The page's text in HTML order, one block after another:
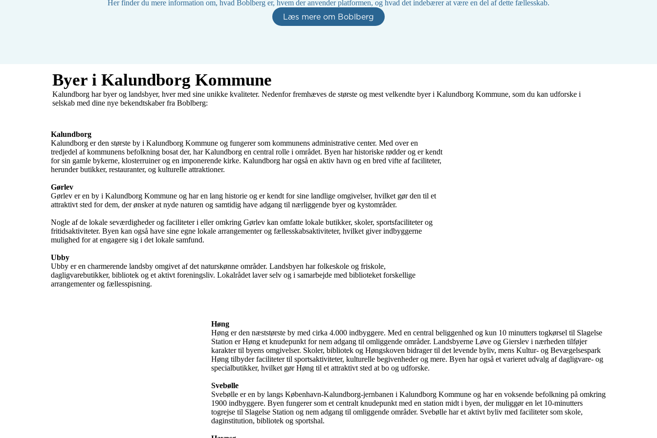
Her finder du mere information om, hvad Boblberg er, hvem der anvender platformen, og hvad det indebærer at være en del af dette fællesskab.
Læs mere om Boblberg
Byer i Kalundborg Kommune
Kalundborg har byer og landsbyer, hver med sine unikke kvaliteter. Nedenfor fremhæves de største og mest velkendte byer i Kalundborg Kommune, som du kan udforske i
selskab med dine nye bekendtskaber fra Boblberg:
Kalundborg
Kalundborg er den største by i Kalundborg Kommune og fungerer som kommunens administrative center. Med over en
tredjedel af kommunens befolkning bosat der, har Kalundborg en central rolle i området. Byen har historiske rødder og er kendt
for sin gamle bykerne, klosterruiner og en imponerende kirke. Kalundborg har også en aktiv havn og en bred vifte af faciliteter,
herunder butikker, restauranter, og kulturelle attraktioner.
Gørlev
Gørlev er en by i Kalundborg Kommune og har en lang historie og er kendt for sine landlige omgivelser, hvilket gør den til et
attraktivt sted for dem, der ønsker at nyde naturen og samtidig have adgang til nærliggende byer og kystområder.
Nogle af de lokale seværdigheder og faciliteter i eller omkring Gørlev kan omfatte lokale butikker, skoler, sportsfaciliteter og
fritidsaktiviteter. Byen kan også have sine egne lokale arrangementer og fællesskabsaktiviteter, hvilket giver indbyggerne
mulighed for at engagere sig i det lokale samfund.
Ubby
Ubby er en charmerende landsby omgivet af det naturskønne områder. Landsbyen har folkeskole og friskole,
dagligvarebutikker, bibliotek og et aktivt foreningsliv. Lokalrådet laver selv og i samarbejde med biblioteket forskellige
arrangementer og fællesspisning.
Høng
Høng er den næststørste by med cirka 4.000 indbyggere. Med en central beliggenhed og kun 10 minutters togkørsel til Slagelse
Station er Høng et knudepunkt for nem adgang til omliggende områder. Landsbyerne Løve og Gierslev i nærheden tilføjer
karakter til byens omgivelser. Skoler, bibliotek og Høngskoven bidrager til det levende byliv, mens Kultur- og Bevægelsespark
Høng tilbyder faciliteter til sportsaktiviteter, kulturelle begivenheder og mere. Byen har også et varieret udvalg af dagligvare- og
specialbutikker, hvilket gør Høng til et attraktivt sted at bo og udforske.
Svebølle
Svebølle er en by langs København-Kalundborg-jernbanen i Kalundborg Kommune og har en voksende befolkning på omkring
1900 indbyggere. Byen fungerer som et centralt knudepunkt med en station midt i byen, der muliggør en let 10-minutters
togrejse til Slagelse Station og nem adgang til omliggende områder. Svebølle har et aktivt byliv med faciliteter som skole,
daginstitution, bibliotek og sportshal.